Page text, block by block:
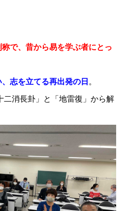
称で、昔から易を学ぶ者にとっ
志を立てる再出発の日 。
二消長卦」​と「地雷復」から解